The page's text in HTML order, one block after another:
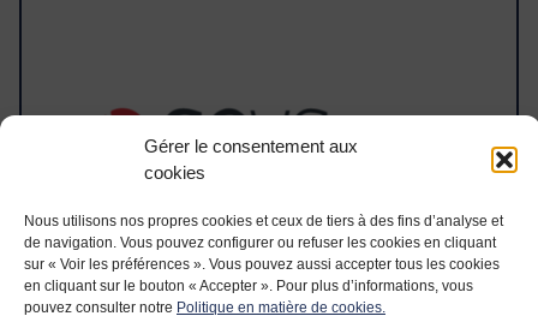
Gérer le consentement aux
cookies
Nous utilisons nos propres cookies et ceux de tiers à des fins d’analyse et
de navigation. Vous pouvez configurer ou refuser les cookies en cliquant
sur « Voir les préférences ». Vous pouvez aussi accepter tous les cookies
en cliquant sur le bouton « Accepter ». Pour plus d’informations, vous
pouvez consulter notre Politique en matière de cookies.